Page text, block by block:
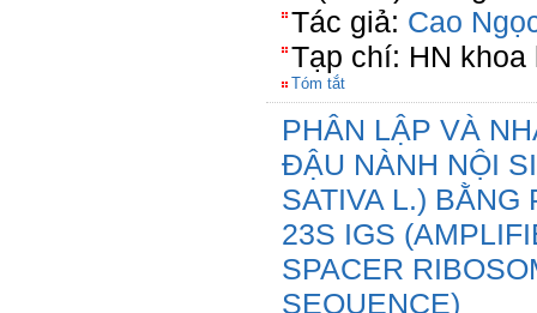
Tác giả: Cao
Tạp chí: HN
Tóm tắt
PHÂN LẬP VÀ
ĐẬU NÀNH NỘI
SATIVA L.)
23S IGS
SPACER
SEQUENCE)